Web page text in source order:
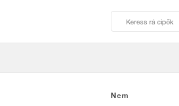
Nem